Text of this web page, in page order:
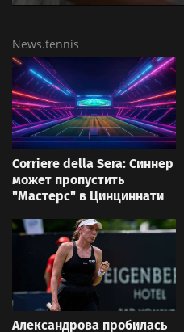
WTA
Александрова
турнира WTA 1000 в
News.tennis